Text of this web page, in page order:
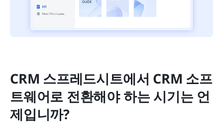
CRM 스프레드시트에서 CRM 소프
트웨어로 전환해야 하는 시기는 언
제입니까?